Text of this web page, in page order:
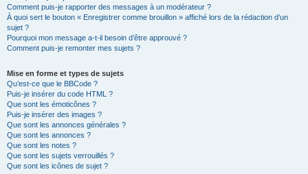
Comment puis-je rapporter des messages à un modérateur ?
À quoi sert le bouton « Enregistrer comme brouillon » affiché lors de la rédaction d’un
sujet ?
Pourquoi mon message a-t-il besoin d’être approuvé ?
Comment puis-je remonter mes sujets ?
Mise en forme et types de sujets
Qu’est-ce que le BBCode ?
Puis-je insérer du code HTML ?
Que sont les émoticônes ?
Puis-je insérer des images ?
Que sont les annonces générales ?
Que sont les annonces ?
Que sont les notes ?
Que sont les sujets verrouillés ?
Que sont les icônes de sujet ?